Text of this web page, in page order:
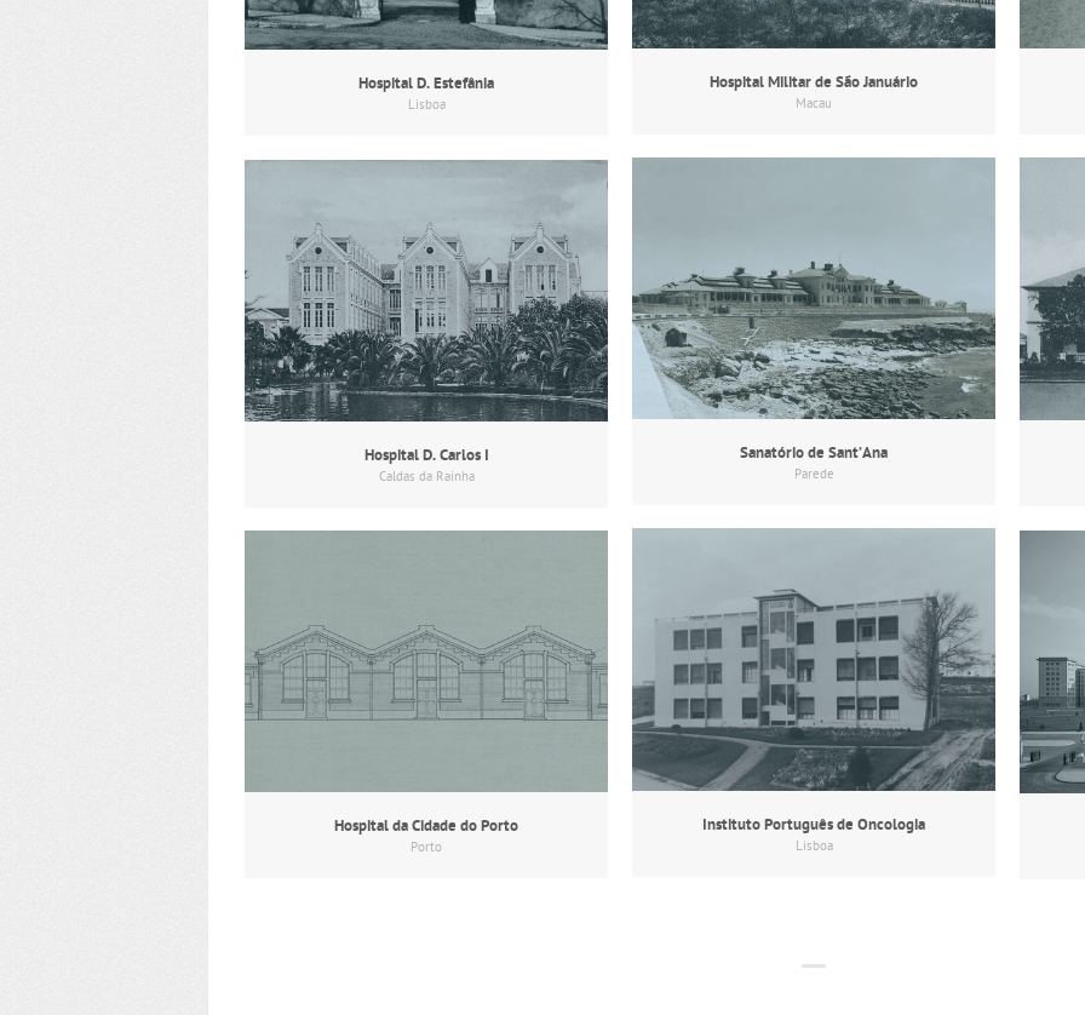
Hospital D. Estefânia
Lisboa
Hospital Militar de São Januário
Macau
Sanatório de Sant’Ana
Parede
Hospital D. Carlos I
Caldas da Rainha
Instituto Português de Oncologia
Lisboa
Hospital da Cidade do Porto
Porto